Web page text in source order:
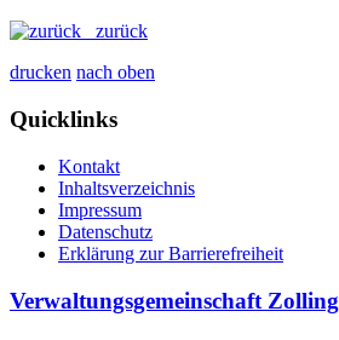
zurück
drucken nach oben
Quicklinks
Kontakt
Inhaltsverzeichnis
Impressum
Datenschutz
Erklärung zur Barrierefreiheit
Verwaltungsgemeinschaft Zolling